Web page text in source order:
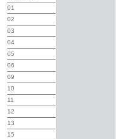
01
02
03
04
05
06
09
10
11
12
13
15